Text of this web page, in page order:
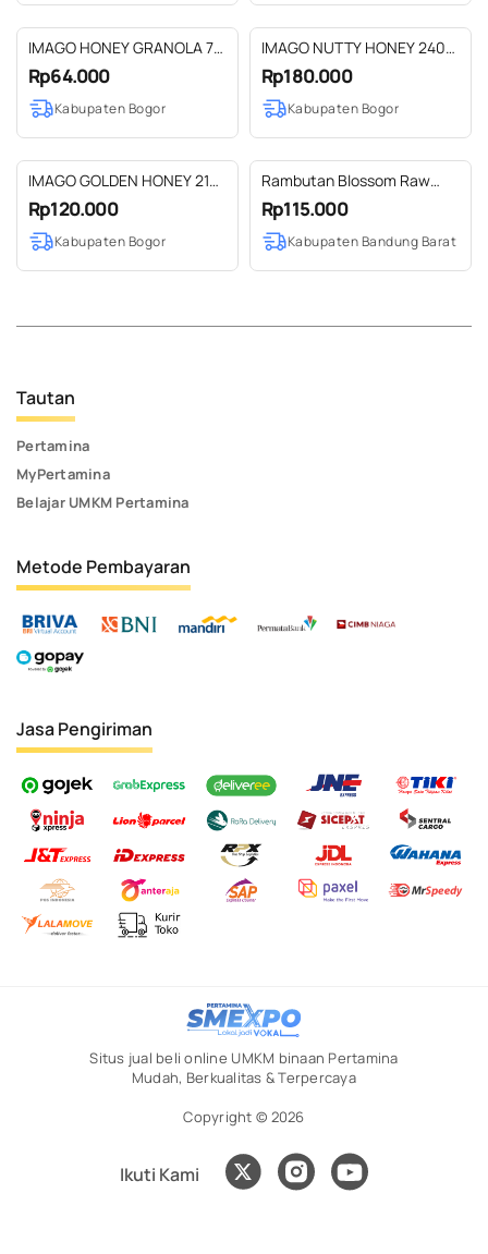
IMAGO HONEY GRANOLA 70
gram
Rp64.000
Kabupaten Bogor
IMAGO NUTTY HONEY 240
GR
Rp180.000
Kabupaten Bogor
IMAGO GOLDEN HONEY 215
ML
Rp120.000
Kabupaten Bogor
Rambutan Blossom Raw
Honey
Rp115.000
Kabupaten Bandung Barat
Tautan
Pertamina
MyPertamina
Belajar UMKM Pertamina
Metode Pembayaran
Jasa Pengiriman
Situs jual beli online UMKM binaan Pertamina
Mudah, Berkualitas & Terpercaya
Copyright © 2026
Ikuti Kami